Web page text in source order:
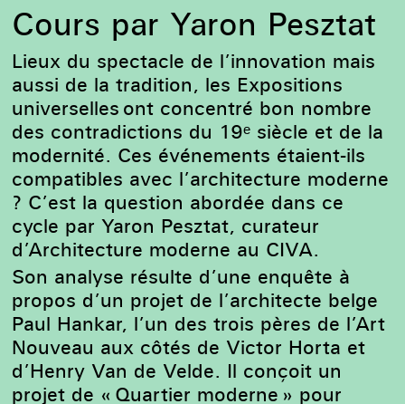
Cours par Yaron Pesztat
Lieux du spectacle de l’innovation mais
aussi de la tradition, les Expositions
universelles ont concentré bon nombre
des contradictions du 19ᵉ siècle et de la
modernité. Ces événements étaient-ils
compatibles avec l’architecture moderne
? C’est la question abordée dans ce
cycle par Yaron Pesztat, curateur
d’Architecture moderne au CIVA.
Son analyse résulte d’une enquête à
propos d’un projet de l’architecte belge
Paul Hankar, l’un des trois pères de l’Art
Nouveau aux côtés de Victor Horta et
d’Henry Van de Velde. Il conçoit un
projet de « Quartier moderne » pour